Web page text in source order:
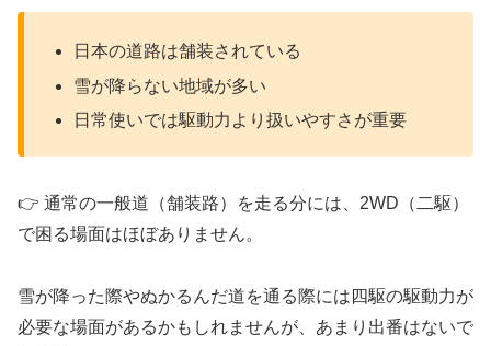
日本の道路は舗装されている
雪が降らない地域が多い
日常使いでは駆動力より扱いやすさが重要
👉 通常の一般道（舗装路）を走る分には、2WD（二駆）
で困る場面はほぼありません。
雪が降った際やぬかるんだ道を通る際には四駆の駆動力が
必要な場面があるかもしれませんが、あまり出番はないで